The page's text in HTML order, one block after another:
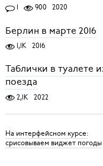
1 900 2020
Берлин в марте 2016
1,1K 2016
Таблички в туалете
поезда
2,1K 2022
На интерфейсном курсе:
срисовываем виджет погоды